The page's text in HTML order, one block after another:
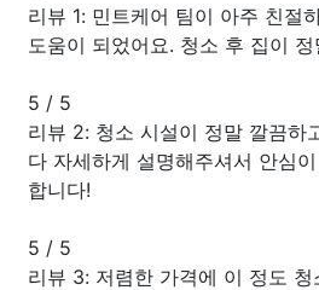
리뷰 1: 민트케어 팀이 아주 친절
도움이 되었어요. 청소 후 집이
5 / 5
리뷰 2: 청소 시설이 정말 깔끔하
다 자세하게 설명해주셔서 안심
합니다!
5 / 5
리뷰 3: 저렴한 가격에 이 정도